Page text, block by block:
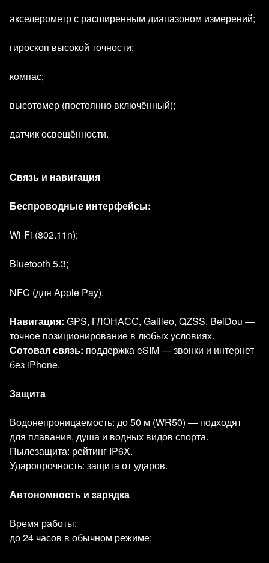
акселерометр с расширенным диапазоном измерений;
гироскоп высокой точности;
компас;
высотомер (постоянно включённый);
датчик освещённости.
Связь и навигация
Беспроводные интерфейсы:
Wi‑Fi (802.11n);
Bluetooth 5.3;
NFC (для Apple Pay).
Навигация: GPS, ГЛОНАСС, Galileo, QZSS, BeiDou —
точное позиционирование в любых условиях.
Сотовая связь: поддержка eSIM — звонки и интернет
без iPhone.
Защита
Водонепроницаемость: до 50 м (WR50) — подходят
для плавания, душа и водных видов спорта.
Пылезащита: рейтинг IP6X.
Ударопрочность: защита от ударов.
Автономность и зарядка
Время работы:
до 24 часов в обычном режиме;